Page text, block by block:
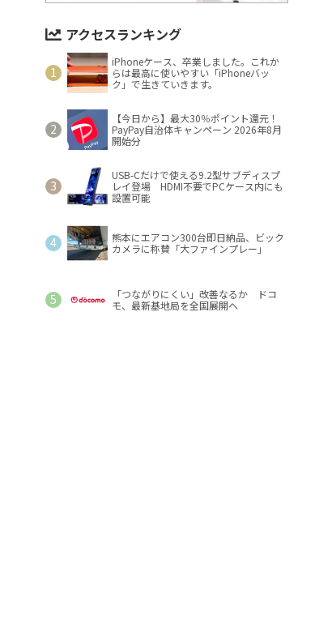
アクセスランキング
iPhoneケース、卒業しました。これか
らは最高に使いやすい「iPhoneバッ
ク」で生きていきます。
【今日から】最大30％ポイント還元！
PayPay自治体キャンペーン 2026年8月
開始分
USB-Cだけで使える9.2型サブディスプ
レイ登場 HDMI不要でPCケース内にも
設置可能
熊本にエアコン300台即日納品、ビック
カメラに称賛「大ファインプレー」
「つながりにくい」改善なるか ドコ
モ、最新基地局を全国展開へ